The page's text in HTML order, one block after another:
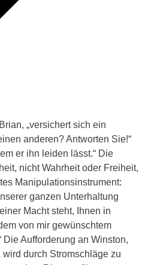
„versichert sich ein
anderen? Antworten Sie!“
er ihn leiden lässt.“ Die
nicht Wahrheit oder Freiheit,
Manipulationsinstrument:
ganzen Unterhaltung
Macht steht, Ihnen in
von mir gewünschtem
Die Aufforderung an Winston,
durch Stromschläge zu